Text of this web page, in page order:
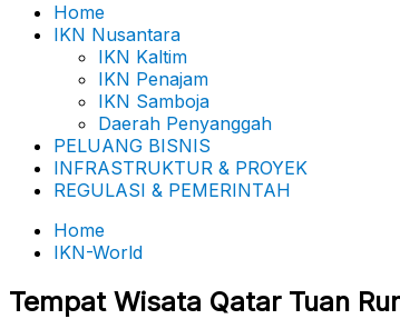
Home
IKN Nusantara
IKN Kaltim
IKN Penajam
IKN Samboja
Daerah Penyanggah
PELUANG BISNIS
INFRASTRUKTUR & PROYEK
REGULASI & PEMERINTAH
Home
IKN-World
Tempat Wisata Qatar Tuan